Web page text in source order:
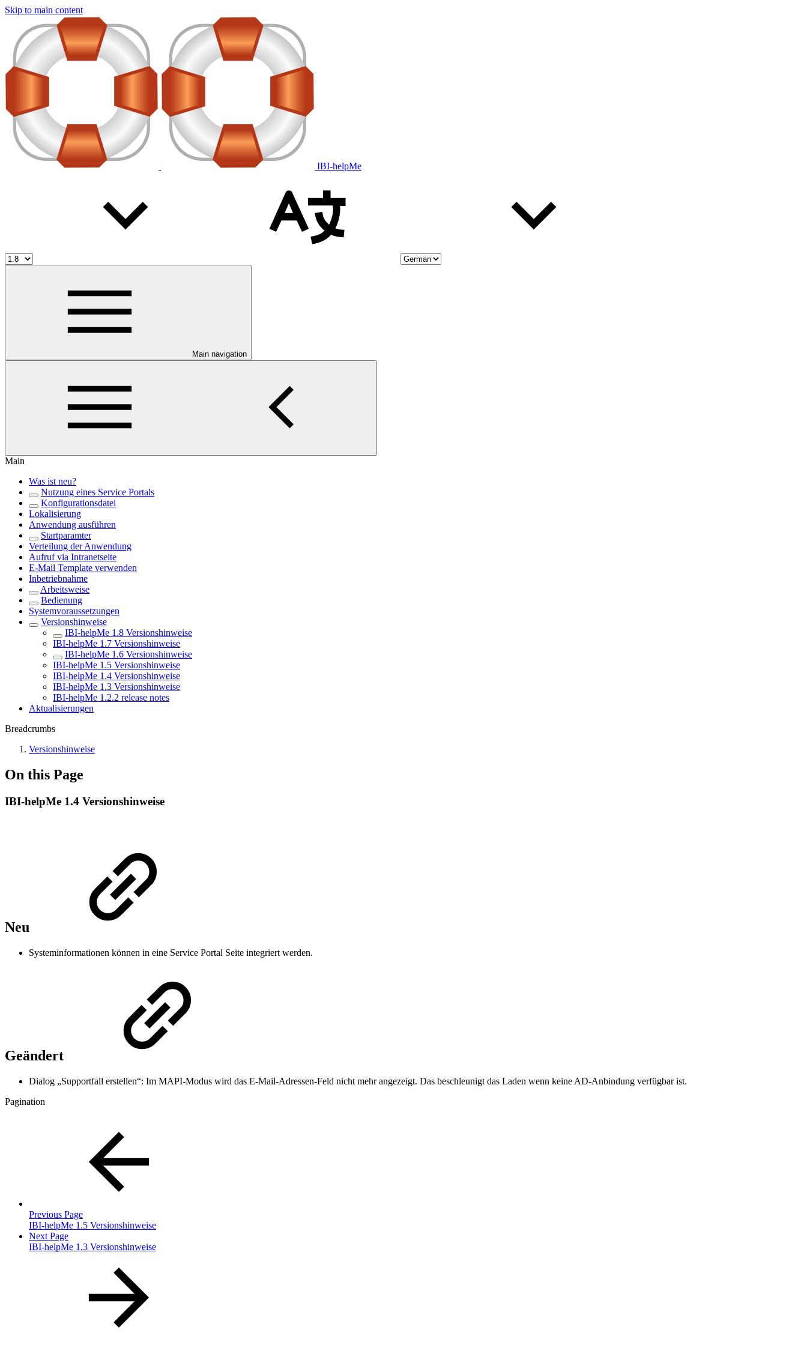
Skip to main content
IBI-helpMe
Main navigation
Main
Was ist neu?
Nutzung eines Service Portals
Konfigurationsdatei
Lokalisierung
Anwendung ausführen
Startparamter
Verteilung der Anwendung
Aufruf via Intranetseite
E-Mail Template verwenden
Inbetriebnahme
Arbeitsweise
Bedienung
Systemvoraussetzungen
Versionshinweise
IBI-helpMe 1.8 Versionshinweise
IBI-helpMe 1.7 Versionshinweise
IBI-helpMe 1.6 Versionshinweise
IBI-helpMe 1.5 Versionshinweise
IBI-helpMe 1.4 Versionshinweise
IBI-helpMe 1.3 Versionshinweise
IBI-helpMe 1.2.2 release notes
Aktualisierungen
Breadcrumbs
Versionshinweise
On this Page
IBI-helpMe 1.4 Versionshinweise
Neu
Systeminformationen können in eine Service Portal Seite integriert werden.
Geändert
Dialog „Supportfall erstellen“: Im MAPI-Modus wird das E-Mail-Adressen-Feld nicht mehr angezeigt. Das beschleunigt das Laden wenn keine AD-Anbindung verfügbar ist.
Pagination
Previous Page
IBI-helpMe 1.5 Versionshinweise
Next Page
IBI-helpMe 1.3 Versionshinweise